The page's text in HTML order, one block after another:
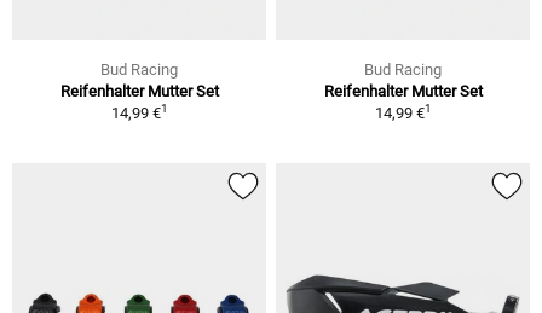
Bud Racing
Reifenhalter Mutter Set
14,99 €1
Bud Racing
Reifenhalter Mutter Set
14,99 €1